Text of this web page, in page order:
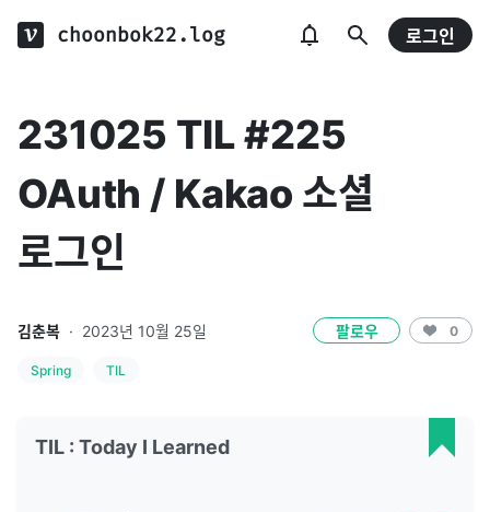
choonbok22.log 로그인
231025 TIL #225
OAuth / Kakao 소셜
로그인
김춘복 · 2023년 10월 25일 팔로우 0
Spring TIL
TIL : Today I Learned